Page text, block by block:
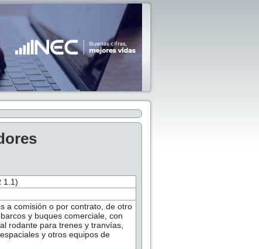
1.1)
a comisión o por contrato, de otro
y buques comerciale, con
rodante para trenes y tranvías,
y otros equipos de